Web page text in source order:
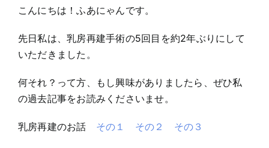
こんにちは！ふあにゃんです。
先日私は、乳房再建手術の5回目を約2年ぶりにして
いただきました。
何それ？って方、もし興味がありましたら、ぜひ私
の過去記事をお読みくださいませ。
乳房再建のお話 その１ その２ その３